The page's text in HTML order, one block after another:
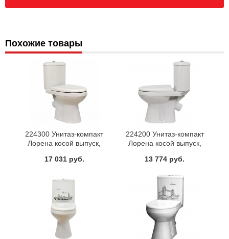
Похожие товары
224300 Унитаз-компакт
Лорена косой выпуск,
слива одноуровневый 6,5л, с
микролифт
17 031 руб.
224200 Унитаз-компакт
Лорена косой выпуск,
слива одноуровневый 6,5л, с
13 774 руб.